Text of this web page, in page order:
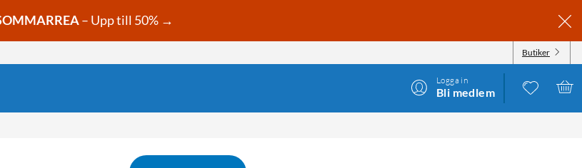
– Upp till 50% →
Butiker
Logga in
Bli medlem